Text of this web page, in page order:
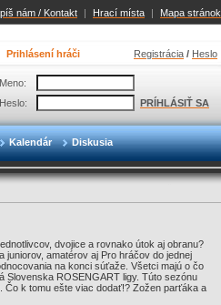
nám / Kontakt | Hrací místa | Mapa stránok
Kalendár Diskusia
Prihlásení hráči Registrácia / Heslo
Meno:
Heslo:
PRÍHLÁSIŤ SA
dvojice a rovnako útok aj obranu?
amatérov aj Pro hráčov do jednej
na konci súťaže. Všetci majú o čo
Slovenska ROSENGART ligy. Túto sezónu
Čo k tomu ešte viac dodať!? Zožen parťáka a